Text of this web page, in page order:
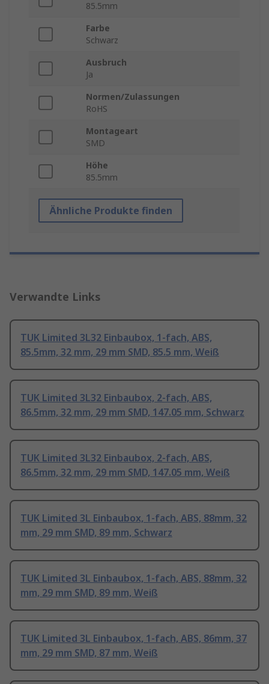
85.5mm
Farbe
Schwarz
Ausbruch
Ja
Normen/Zulassungen
RoHS
Montageart
SMD
Höhe
85.5mm
Ähnliche Produkte finden
Verwandte Links
TUK Limited 3L32 Einbaubox, 1-fach, ABS,
85.5mm, 32 mm, 29 mm SMD, 85.5 mm, Weiß
TUK Limited 3L32 Einbaubox, 2-fach, ABS,
86.5mm, 32 mm, 29 mm SMD, 147.05 mm, Schwarz
TUK Limited 3L32 Einbaubox, 2-fach, ABS,
86.5mm, 32 mm, 29 mm SMD, 147.05 mm, Weiß
TUK Limited 3L Einbaubox, 1-fach, ABS, 88mm, 32
mm, 29 mm SMD, 89 mm, Schwarz
TUK Limited 3L Einbaubox, 1-fach, ABS, 88mm, 32
mm, 29 mm SMD, 89 mm, Weiß
TUK Limited 3L Einbaubox, 1-fach, ABS, 86mm, 37
mm, 29 mm SMD, 87 mm, Weiß